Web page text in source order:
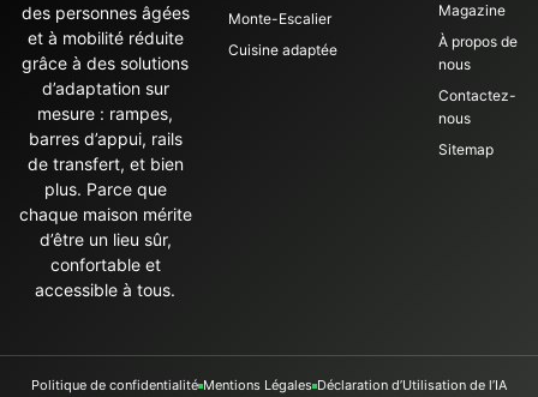
des personnes âgées
et à mobilité réduite
grâce à des solutions
d’adaptation sur
mesure : rampes,
barres d’appui, rails
de transfert, et bien
plus. Parce que
chaque maison mérite
d’être un lieu sûr,
confortable et
accessible à tous.
Monte-Escalier
Cuisine adaptée
Magazine
À propos de
nous
Contactez-
nous
Sitemap
Politique de confidentialité Mentions Légales Déclaration d’Utilisation de l’IA